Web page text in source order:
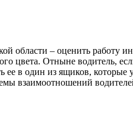
области – оценить работу
цвета. Отныне водитель,
ее в один из ящиков,
взаимоотношений